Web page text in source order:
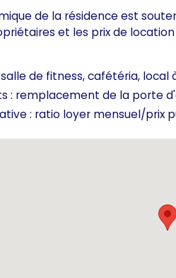
de la résidence est
et les prix de
de fitness, cafétéria, local
: remplacement de la porte
: ratio loyer mensuel/prix